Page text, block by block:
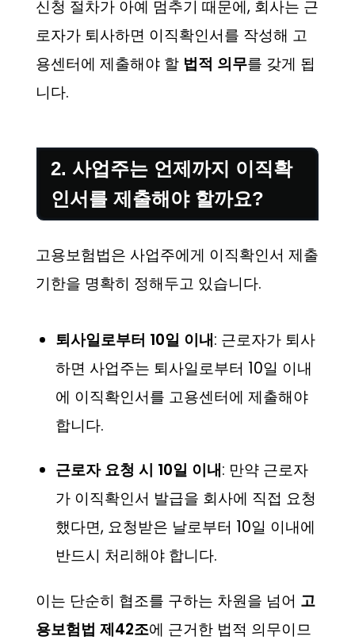
신청 절차가 아예 멈추기 때문에, 회사는 근
로자가 퇴사하면 이직확인서를 작성해 고
용센터에 제출해야 할 법적 의무를 갖게 됩
니다.
2. 사업주는 언제까지 이직확
인서를 제출해야 할까요?
고용보험법은 사업주에게 이직확인서 제출
기한을 명확히 정해두고 있습니다.
퇴사일로부터 10일 이내: 근로자가 퇴사
하면 사업주는 퇴사일로부터 10일 이내
에 이직확인서를 고용센터에 제출해야
합니다.
근로자 요청 시 10일 이내: 만약 근로자
가 이직확인서 발급을 회사에 직접 요청
했다면, 요청받은 날로부터 10일 이내에
반드시 처리해야 합니다.
이는 단순히 협조를 구하는 차원을 넘어 고
용보험법 제42조에 근거한 법적 의무이므